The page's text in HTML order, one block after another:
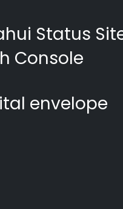
Status
Console
envelope